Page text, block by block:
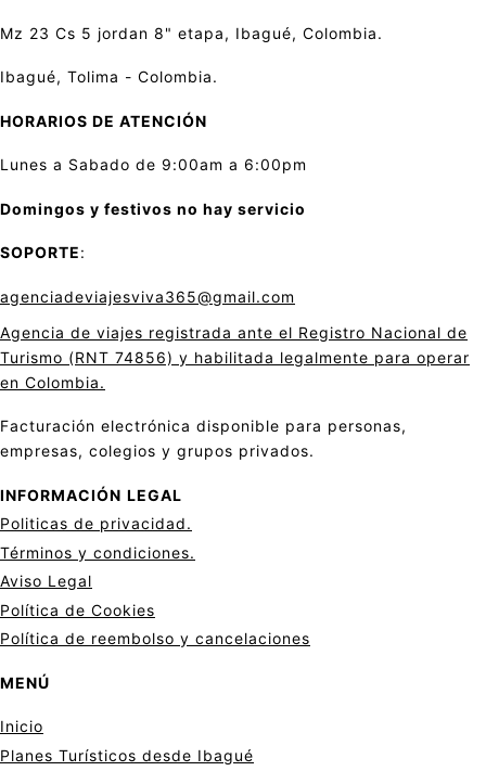
Mz 23 Cs 5 jordan 8" etapa, Ibagué, Colombia.
Ibagué, Tolima - Colombia.
HORARIOS DE ATENCIÓN
Lunes a Sabado de 9:00am a 6:00pm
Domingos y festivos no hay servicio
SOPORTE:
agenciadeviajesviva365@gmail.com
Agencia de viajes registrada ante el Registro Nacional de
Turismo (RNT 74856) y habilitada legalmente para operar
en Colombia.
Facturación electrónica disponible para personas,
empresas, colegios y grupos privados.
INFORMACIÓN LEGAL
Politicas de privacidad.
Términos y condiciones.
Aviso Legal
Política de Cookies
Política de reembolso y cancelaciones
MENÚ
Inicio
Planes Turísticos desde Ibagué